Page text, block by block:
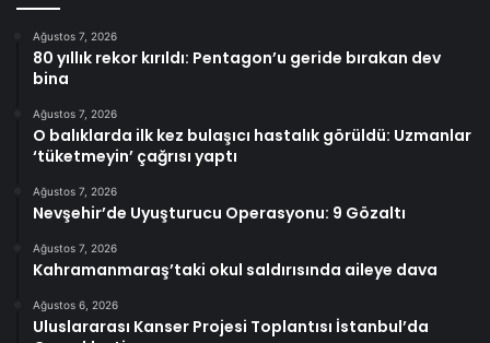
Ağustos 7, 2026
80 yıllık rekor kırıldı: Pentagon’u geride bırakan dev
bina
Ağustos 7, 2026
O balıklarda ilk kez bulaşıcı hastalık görüldü: Uzmanlar
‘tüketmeyin’ çağrısı yaptı
Ağustos 7, 2026
Nevşehir’de Uyuşturucu Operasyonu: 9 Gözaltı
Ağustos 7, 2026
Kahramanmaraş’taki okul saldırısında aileye dava
Ağustos 6, 2026
Uluslararası Kanser Projesi Toplantısı İstanbul’da